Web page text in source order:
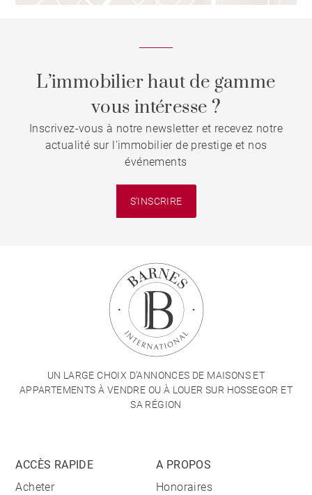
L’immobilier haut de gamme
vous intéresse ?
Inscrivez-vous à notre newsletter et recevez notre
actualité sur l'immobilier de prestige et nos
événements
S'INSCRIRE
UN LARGE CHOIX D'ANNONCES DE MAISONS ET
APPARTEMENTS À VENDRE OU À LOUER SUR HOSSEGOR ET
SA RÉGION
ACCÈS RAPIDE
Acheter
A PROPOS
Honoraires